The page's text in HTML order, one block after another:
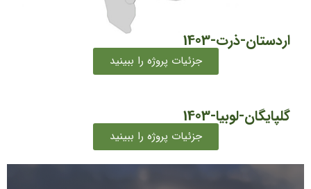
اردستان-ذرت-1403
جزئیات پروژه را ببینید
گلپایگان-لوبیا-1403
جزئیات پروژه را ببینید